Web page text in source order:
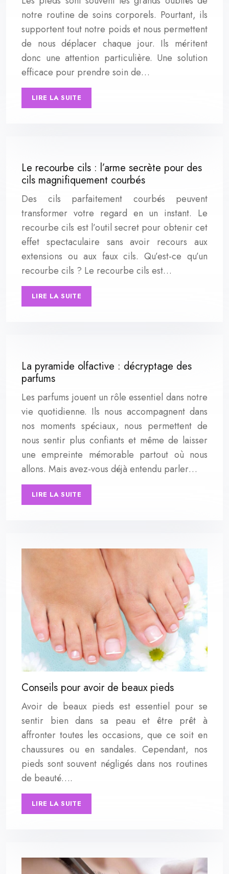
notre routine de soins corporels. Pourtant, ils
supportent tout notre poids et nous permettent
de nous déplacer chaque jour. Ils méritent
donc une attention particulière. Une solution
efficace pour prendre soin de…
LIRE LA SUITE
Le recourbe cils : l’arme secrète pour des
cils magnifiquement courbés
Des cils parfaitement courbés peuvent
transformer votre regard en un instant. Le
recourbe cils est l’outil secret pour obtenir cet
effet spectaculaire sans avoir recours aux
extensions ou aux faux cils. Qu’est-ce qu’un
recourbe cils ? Le recourbe cils est…
LIRE LA SUITE
La pyramide olfactive : décryptage des
parfums
Les parfums jouent un rôle essentiel dans notre
vie quotidienne. Ils nous accompagnent dans
nos moments spéciaux, nous permettent de
nous sentir plus confiants et même de laisser
une empreinte mémorable partout où nous
allons. Mais avez-vous déjà entendu parler…
LIRE LA SUITE
Conseils pour avoir de beaux pieds
Avoir de beaux pieds est essentiel pour se
sentir bien dans sa peau et être prêt à
affronter toutes les occasions, que ce soit en
chaussures ou en sandales. Cependant, nos
pieds sont souvent négligés dans nos routines
de beauté….
LIRE LA SUITE